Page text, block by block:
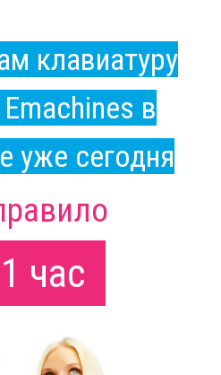
клавиатуру
в
уже сегодня
час